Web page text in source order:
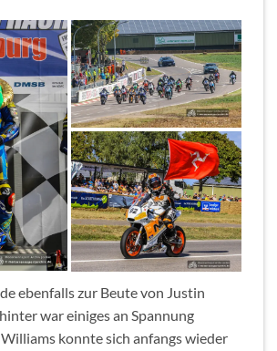
ebenfalls zur Beute von Justin
war einiges an Spannung
konnte sich anfangs wieder